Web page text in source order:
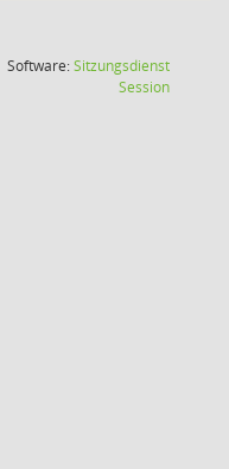
Software:Sitzungsdienst
Session(Wird in